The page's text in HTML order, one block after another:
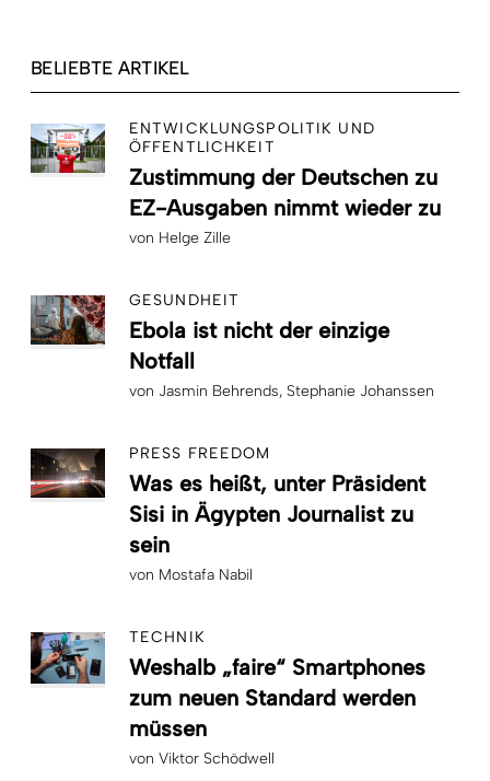
BELIEBTE ARTIKEL
ENTWICKLUNGSPOLITIK UND
ÖFFENTLICHKEIT
Zustimmung der Deutschen zu
EZ-Ausgaben nimmt wieder zu
von Helge Zille
GESUNDHEIT
Ebola ist nicht der einzige
Notfall
von Jasmin Behrends Stephanie Johanssen
PRESS FREEDOM
Was es heißt, unter Präsident
Sisi in Ägypten Journalist zu
sein
von Mostafa Nabil
TECHNIK
Weshalb „faire“ Smartphones
zum neuen Standard werden
müssen
von Viktor Schödwell